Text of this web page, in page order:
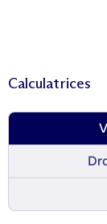
Calculatrices